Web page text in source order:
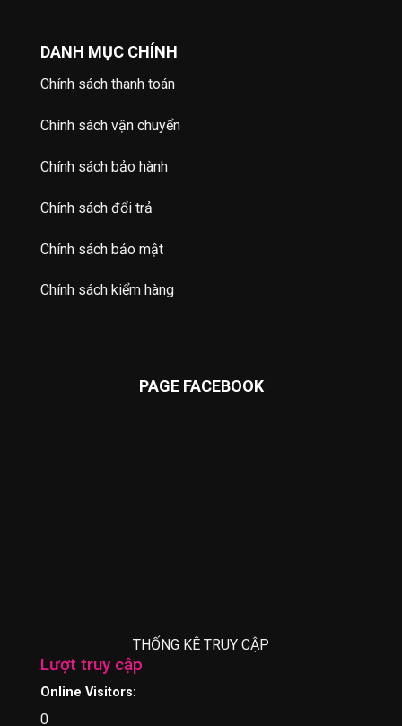
DANH MỤC CHÍNH
Chính sách thanh toán
Chính sách vận chuyển
Chính sách bảo hành
Chính sách đổi trả
Chính sách bảo mật
Chính sách kiểm hàng
PAGE FACEBOOK
THỐNG KÊ TRUY CẬP
Lượt truy cập
Online Visitors:
0